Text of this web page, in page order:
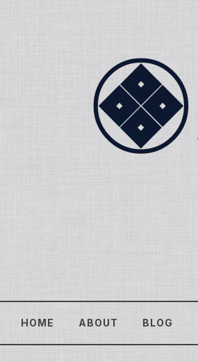
HOME ABOUT BLOG